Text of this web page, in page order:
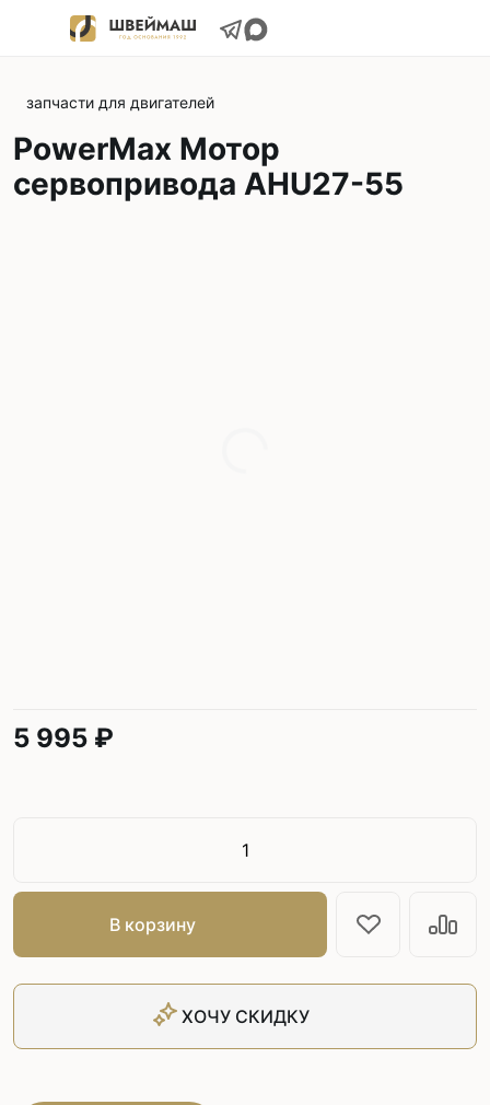
запчасти для двигателей
PowerMax Мотор
сервопривода AHU27-55
5 995 ₽
В корзину
ХОЧУ СКИДКУ